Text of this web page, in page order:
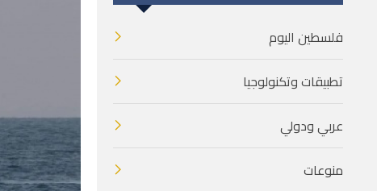
فلسطين اليوم
تطبيقات وتكنولوجيا
عربي ودولي
منوعات